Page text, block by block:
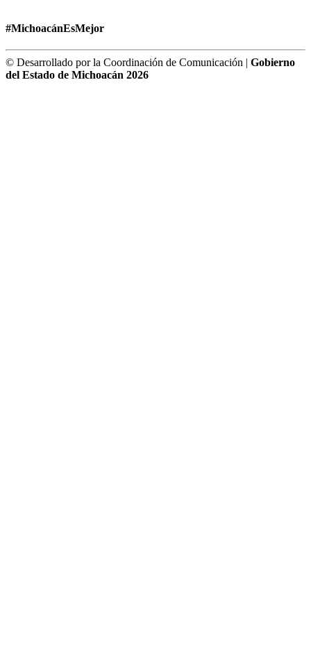
#MichoacánEsMejor
© Desarrollado por la Coordinación de Comunicación | Gobierno
del Estado de Michoacán 2026